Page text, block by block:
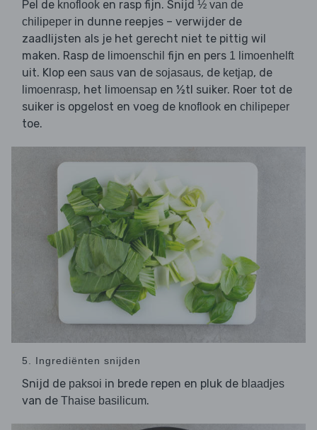
Pel de knoflook en rasp fijn. Snijd ½ van de
chilipeper in dunne reepjes – verwijder de
zaadlijsten als je het gerecht niet te pittig wil
maken. Rasp de limoenschil fijn en pers 1 limoenhelft
uit. Klop een saus van de sojasaus, de ketjap, de
limoenrasp, het limoensap en ½tl suiker. Roer tot de
suiker is opgelost en voeg de knoflook en chilipeper
toe.
5. Ingrediënten snijden
Snijd de paksoi in brede repen en pluk de blaadjes
van de Thaise basilicum.